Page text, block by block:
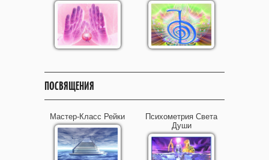
ПОСВЯЩЕНИЯ
Мастер-Класс Рейки
Психометрия Света
Души